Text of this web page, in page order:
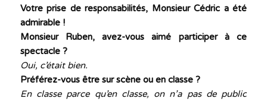
Votre prise de responsabilités, Monsieur Cédric a été
admirable !
Monsieur Ruben, avez-vous aimé participer à ce
spectacle ?
Oui, c’était bien.
Préférez-vous être sur scène ou en classe ?
En classe parce qu’en classe, on n’a pas de public